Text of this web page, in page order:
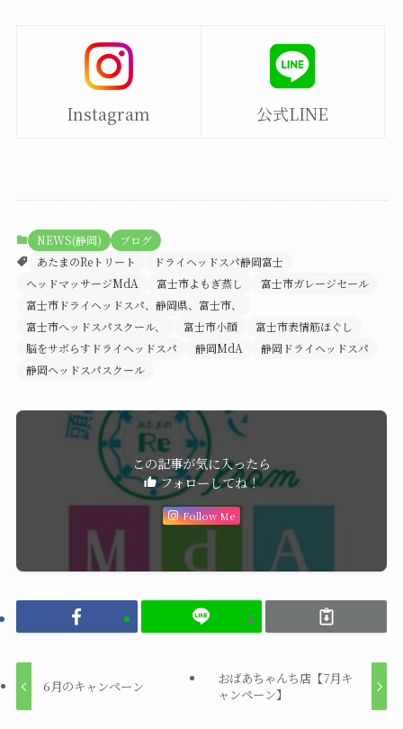
Instagram 公式LINE
NEWS(静岡)
ブログ
あたまのReトリート
ドライヘッドスパ静岡富士
ヘッドマッサージMdA
富士市よもぎ蒸し
富士市ガレージセール
富士市ドライヘッドスパ、静岡県、富士市、
富士市ヘッドスパスクール、
富士市小顔
富士市表情筋ほぐし
脳をサボらすドライヘッドスパ
静岡MdA
静岡ドライヘッドスパ
静岡ヘッドスパスクール
この記事が気に入ったら
フォローしてね！
Follow Me
6月のキャンペーン
おばあちゃんち店【7月キ
ャンペーン】